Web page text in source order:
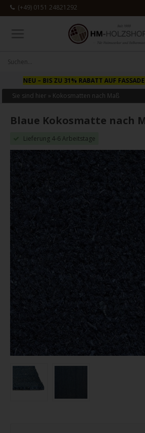
(+49) 0151 24821292
NEU– BIS ZU 31% RABATT AUF
Sie sind hier » Kokosmatten nach Maß
Blaue Kokosmatte nach
Lieferung 4-6 Arbeitstage